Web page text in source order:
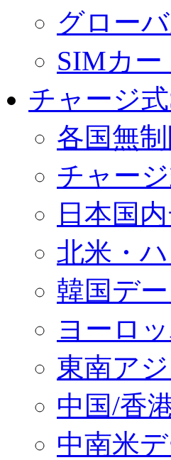
グロー
SIMカー
チャージ
各国無
チャー
日本国
北米・
韓国デ
ヨーロ
東南ア
中国/香
中南米